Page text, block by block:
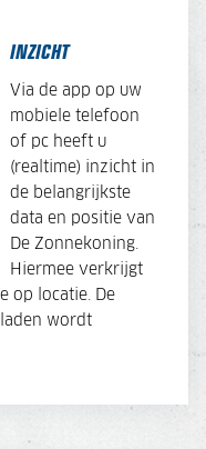
INZICHT
Via de app op uw
mobiele telefoon
of pc heeft u
(realtime) inzicht in
de belangrijkste
data en positie van
De Zonnekoning.
Hiermee verkrijgt
op locatie. De
wordt